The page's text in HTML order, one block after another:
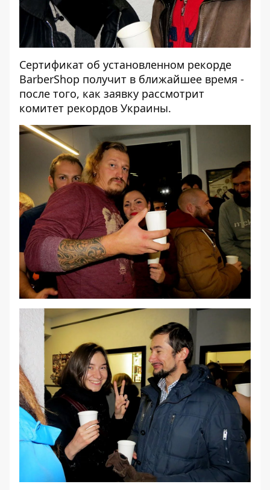
Сертификат об установленном рекорде
BarberShop получит в ближайшее время -
после того, как заявку рассмотрит
комитет рекордов Украины.